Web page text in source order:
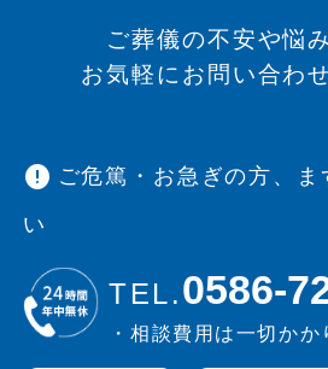
ご葬儀の不安や悩
お気軽にお問い合わ
error ご危篤・お急ぎの方、ま
い
TEL.0586-
・相談費用は一切かか